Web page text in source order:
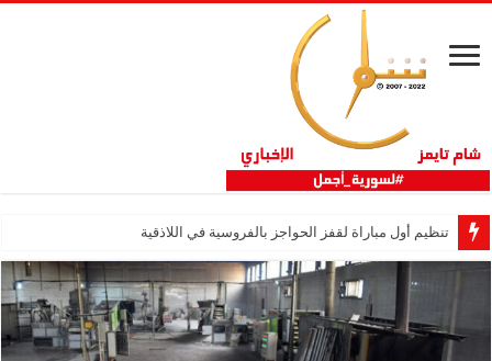
تنظيم أول مباراة لقفز الحواجز بالفروسية في اللاذقية